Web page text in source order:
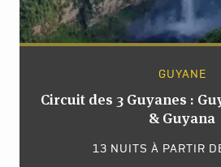
GUYANE
Circuit des 3 Guyanes :
& Guyana
13 NUITS À PARTIR